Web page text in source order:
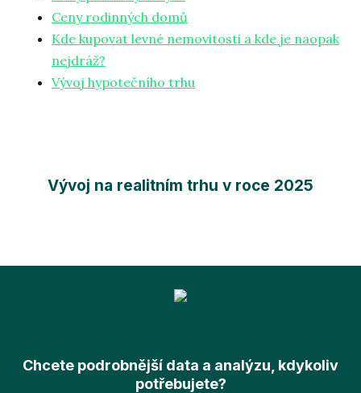
Ceny rodinných domů
Kde kupovat levné nemovitosti a kde je naopak
nejdráž?
Vývoj hypotečního trhu
Vývoj na realitním trhu v roce 2025
Chcete podrobnější data a analýzu, kdykoliv
potřebujete?